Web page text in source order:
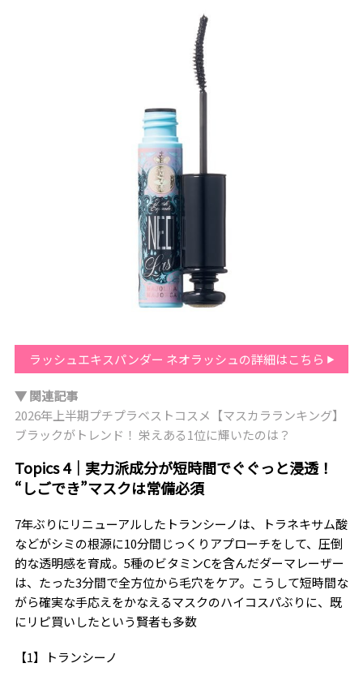
ラッシュエキスパンダー ネオラッシュの詳細はこちら
▼ 関連記事
2026年上半期プチプラベストコスメ【マスカラランキング】
ブラックがトレンド！ 栄えある1位に輝いたのは？
Topics 4｜実力派成分が短時間でぐぐっと浸透！
“しごでき”マスクは常備必須
7年ぶりにリニューアルしたトランシーノは、トラネキサム酸
などがシミの根源に10分間じっくりアプローチをして、圧倒
的な透明感を育成。5種のビタミンCを含んだダーマレーザー
は、たった3分間で全方位から毛穴をケア。こうして短時間な
がら確実な手応えをかなえるマスクのハイコスパぶりに、既
にリピ買いしたという賢者も多数
【1】トランシーノ